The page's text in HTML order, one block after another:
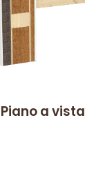
Piano a vista